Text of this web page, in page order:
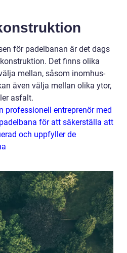
för padelbanan är det dags
Det finns olika
mellan, såsom inomhus-
även välja mellan olika ytor,
asfalt.
professionell entreprenör med
för att säkerställa att
och uppfyller de